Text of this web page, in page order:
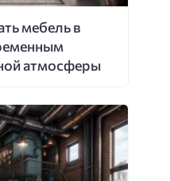
мебель в
атмосферы